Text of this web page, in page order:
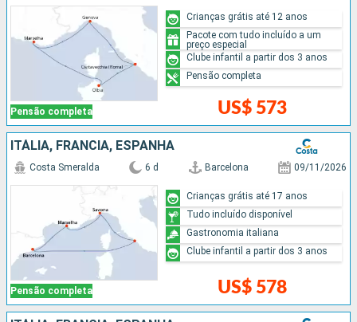
Pensão completa US$ 573
Crianças grátis até 12 anos
Pacote com tudo incluído a um
preço especial
Clube infantil a partir dos 3 anos
Pensão completa
ITÁLIA, FRANCIA, ESPANHA
Pensão completa
Costa Smeralda 6 d Barcelona 09/11/2026
US$ 578
Crianças grátis até 17 anos
Tudo incluído disponível
Gastronomia italiana
Clube infantil a partir dos 3 anos